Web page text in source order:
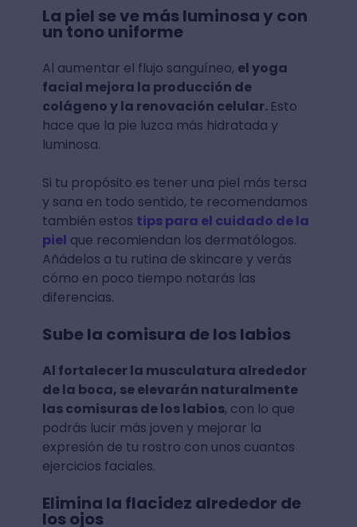
La piel se ve más luminosa y con
un tono uniforme
Al aumentar el flujo sanguíneo, el yoga
facial mejora la producción de
colágeno y la renovación celular. Esto
hace que la pie luzca más hidratada y
luminosa.
Si tu propósito es tener una piel más tersa
y sana en todo sentido, te recomendamos
también estos tips para el cuidado de la
piel que recomiendan los dermatólogos.
Añádelos a tu rutina de skincare y verás
cómo en poco tiempo notarás las
diferencias.
Sube la comisura de los labios
Al fortalecer la musculatura alrededor
de la boca, se elevarán naturalmente
las comisuras de los labios, con lo que
podrás lucir más joven y mejorar la
expresión de tu rostro con unos cuantos
ejercicios faciales.
Elimina la flacidez alrededor de
los ojos